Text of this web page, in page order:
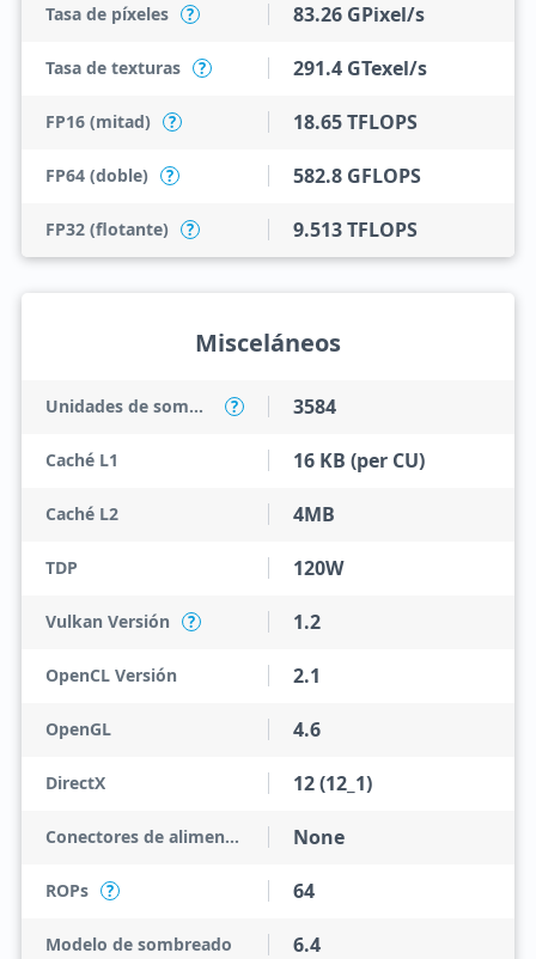
Tasa de píxeles ? 83.26 GPixel/s
Tasa de texturas ? 291.4 GTexel/s
FP16 (mitad) ? 18.65 TFLOPS
FP64 (doble) ? 582.8 GFLOPS
FP32 (flotante) ? 9.513 TFLOPS
Misceláneos
Unidades de sombreado ? 3584
Caché L1 16 KB (per CU)
Caché L2 4MB
TDP 120W
Vulkan Versión ? 1.2
OpenCL Versión 2.1
OpenGL 4.6
DirectX 12 (12_1)
Conectores de alimentación None
ROPs ? 64
Modelo de sombreado 6.4